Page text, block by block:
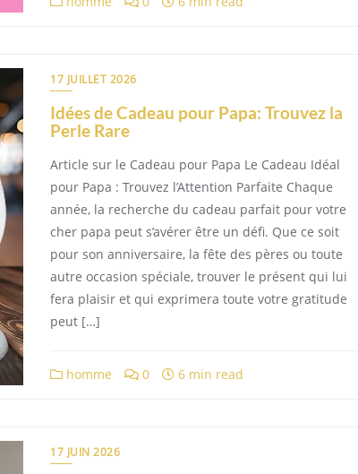
17 JUILLET 2026
Idées de Cadeau pour Papa: Trouvez la
Perle Rare
Article sur le Cadeau pour Papa Le Cadeau Idéal
pour Papa : Trouvez l’Attention Parfaite Chaque
année, la recherche du cadeau parfait pour votre
cher papa peut s’avérer être un défi. Que ce soit
pour son anniversaire, la fête des pères ou toute
autre occasion spéciale, trouver le présent qui lui
fera plaisir et qui exprimera toute votre gratitude
peut […]
homme 0 6 min read
17 JUIN 2026